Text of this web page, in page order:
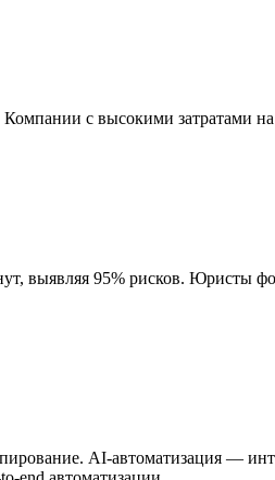
с высокими затратами
выявляя 95% рисков. Юристы
AI-автоматизация —